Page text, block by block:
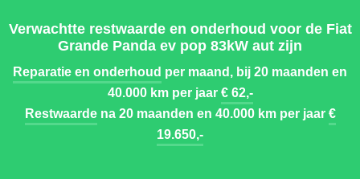
Verwachtte restwaarde en onderhoud voor de Fiat
Grande Panda ev pop 83kW aut zijn
Reparatie en onderhoud per maand, bij 20 maanden en
40.000 km per jaar€ 62,-
Restwaardena 20 maanden en 40.000 km per jaar€
19.650,-